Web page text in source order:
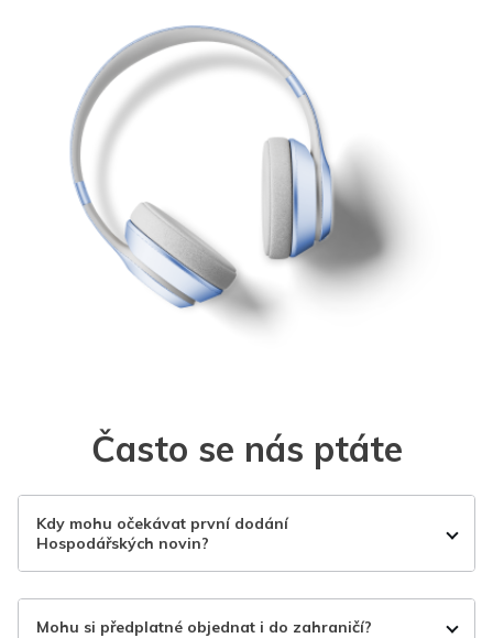
Často se nás ptáte
Kdy mohu očekávat první dodání
Hospodářských novin?
Mohu si předplatné objednat i do zahraničí?